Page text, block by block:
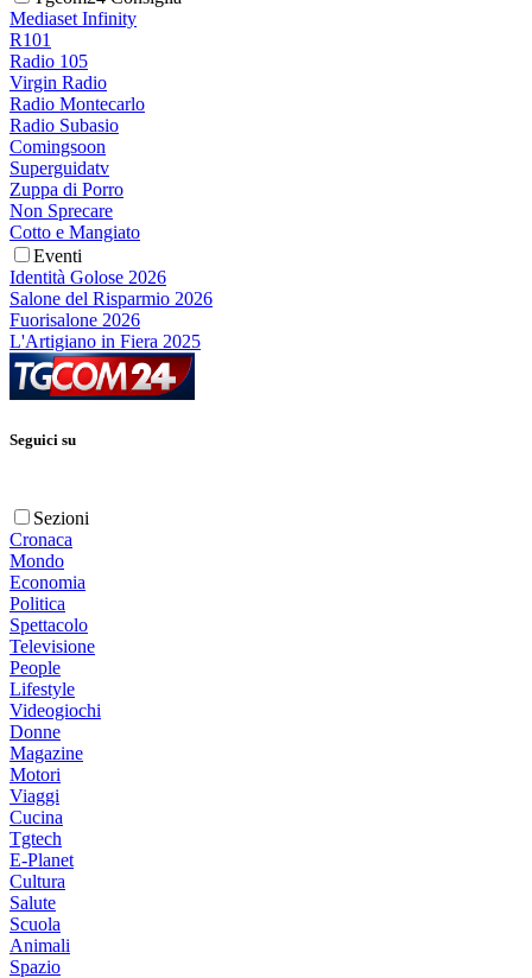
Mediaset Infinity
R101
Radio 105
Virgin Radio
Radio Montecarlo
Radio Subasio
Comingsoon
Superguidatv
Zuppa di Porro
Non Sprecare
Cotto e Mangiato
Eventi
Identità Golose 2026
Salone del Risparmio 2026
Fuorisalone 2026
L'Artigiano in Fiera 2025
Seguici su
Sezioni
Cronaca
Mondo
Economia
Politica
Spettacolo
Televisione
People
Lifestyle
Videogiochi
Donne
Magazine
Motori
Viaggi
Cucina
Tgtech
E-Planet
Cultura
Salute
Scuola
Animali
Spazio